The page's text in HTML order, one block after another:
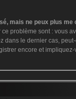
mais ne peux plus me
problème sont : vous
dans le dernier cas,
encore et